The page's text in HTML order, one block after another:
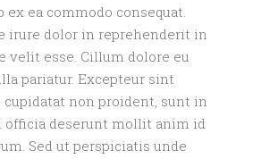
ex ea commodo consequat.
irure dolor in reprehenderit in
velit esse. Cillum dolore eu
pariatur. Excepteur sint
cupidatat non proident, sunt in
officia deserunt mollit anim id
Sed ut perspiciatis unde